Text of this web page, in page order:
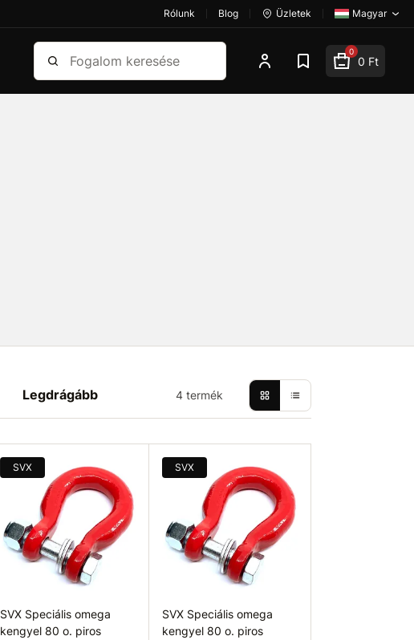
Rólunk Blog Üzletek Magyar
Keresés 0
0 Ft
Legdrágább 4 termék
SVX
SVX Speciális omega
kengyel 80 o. piros
SVX
SVX Speciális omega
kengyel 80 o. piros